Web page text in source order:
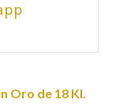
Oro de 18 Kl.